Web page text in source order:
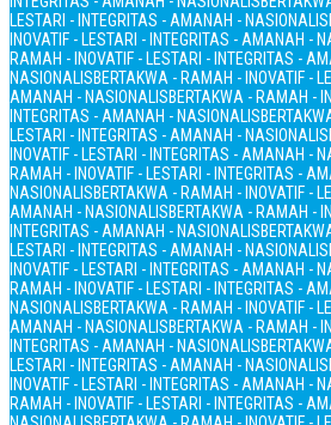
LESTARI - INTEGRITAS - AMANAH - NASIONALIS
INOVATIF - LESTARI - INTEGRITAS - AMANAH -
RAMAH - INOVATIF - LESTARI - INTEGRITAS -
NASIONALISBERTAKWA - RAMAH - INOVATIF -
AMANAH - NASIONALISBERTAKWA - RAMAH -
INTEGRITAS - AMANAH - NASIONALIS
LESTARI - INTEGRITAS - AMANAH - NASIONALIS
INOVATIF - LESTARI - INTEGRITAS - AMANAH -
RAMAH - INOVATIF - LESTARI - INTEGRITAS -
NASIONALISBERTAKWA - RAMAH - INOVATIF -
AMANAH - NASIONALISBERTAKWA - RAMAH -
INTEGRITAS - AMANAH - NASIONALIS
LESTARI - INTEGRITAS - AMANAH - NASIONALIS
INOVATIF - LESTARI - INTEGRITAS - AMANAH -
RAMAH - INOVATIF - LESTARI - INTEGRITAS -
NASIONALISBERTAKWA - RAMAH - INOVATIF -
AMANAH - NASIONALISBERTAKWA - RAMAH -
INTEGRITAS - AMANAH - NASIONALIS
LESTARI - INTEGRITAS - AMANAH - NASIONALIS
INOVATIF - LESTARI - INTEGRITAS - AMANAH -
RAMAH - INOVATIF - LESTARI - INTEGRITAS -